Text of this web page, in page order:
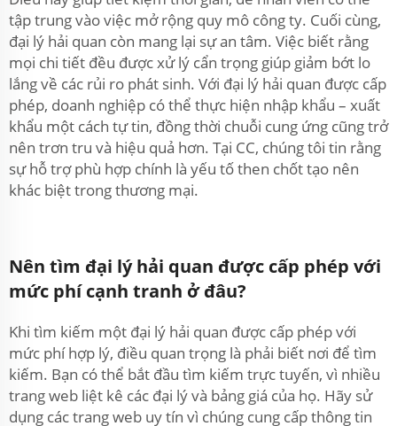
tập trung vào việc mở rộng quy mô công ty. Cuối cùng,
đại lý hải quan còn mang lại sự an tâm. Việc biết rằng
mọi chi tiết đều được xử lý cẩn trọng giúp giảm bớt lo
lắng về các rủi ro phát sinh. Với đại lý hải quan được cấp
phép, doanh nghiệp có thể thực hiện nhập khẩu – xuất
khẩu một cách tự tin, đồng thời chuỗi cung ứng cũng trở
nên trơn tru và hiệu quả hơn. Tại CC, chúng tôi tin rằng
sự hỗ trợ phù hợp chính là yếu tố then chốt tạo nên
khác biệt trong thương mại.
Nên tìm đại lý hải quan được cấp phép với
mức phí cạnh tranh ở đâu?
Khi tìm kiếm một đại lý hải quan được cấp phép với
mức phí hợp lý, điều quan trọng là phải biết nơi để tìm
kiếm. Bạn có thể bắt đầu tìm kiếm trực tuyến, vì nhiều
trang web liệt kê các đại lý và bảng giá của họ. Hãy sử
dụng các trang web uy tín vì chúng cung cấp thông tin